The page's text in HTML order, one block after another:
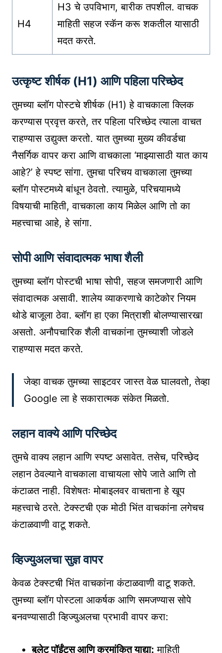
H4
H3 चे उपविभाग, बारीक तपशील. वाचक
माहिती सहज स्कॅन करू शकतील यासाठी
मदत करते.
उत्कृष्ट शीर्षक (H1) आणि पहिला परिच्छेद
तुमच्या ब्लॉग पोस्टचे शीर्षक (H1) हे वाचकाला क्लिक
करण्यास प्रवृत्त करते, तर पहिला परिच्छेद त्याला वाचत
राहण्यास उद्युक्त करतो. यात तुमच्या मुख्य कीवर्डचा
नैसर्गिक वापर करा आणि वाचकाला ‘माझ्यासाठी यात काय
आहे?’ हे स्पष्ट सांगा. तुमचा परिचय वाचकाला तुमच्या
ब्लॉग पोस्टमध्ये बांधून ठेवतो. त्यामुळे, परिचयामध्ये
विषयाची माहिती, वाचकाला काय मिळेल आणि तो का
महत्त्वाचा आहे, हे सांगा.
सोपी आणि संवादात्मक भाषा शैली
तुमच्या ब्लॉग पोस्टची भाषा सोपी, सहज समजणारी आणि
संवादात्मक असावी. शालेय व्याकरणाचे काटेकोर नियम
थोडे बाजूला ठेवा. ब्लॉग हा एका मित्राशी बोलण्यासारखा
असतो. अनौपचारिक शैली वाचकांना तुमच्याशी जोडले
राहण्यास मदत करते.
जेव्हा वाचक तुमच्या साइटवर जास्त वेळ घालवतो, तेव्हा
Google ला हे सकारात्मक संकेत मिळतो.
लहान वाक्ये आणि परिच्छेद
तुमचे वाक्य लहान आणि स्पष्ट असावेत. तसेच, परिच्छेद
लहान ठेवल्याने वाचकाला वाचायला सोपे जाते आणि तो
कंटाळत नाही. विशेषतः मोबाइलवर वाचताना हे खूप
महत्त्वाचे ठरते. टेक्स्टची एक मोठी भिंत वाचकांना लगेचच
कंटाळवाणी वाटू शकते.
व्हिज्युअलचा सुज्ञ वापर
केवळ टेक्स्टची भिंत वाचकांना कंटाळवाणी वाटू शकते.
तुमच्या ब्लॉग पोस्टला आकर्षक आणि समजण्यास सोपे
बनवण्यासाठी व्हिज्युअलचा प्रभावी वापर करा:
बुलेट पॉईंट्स आणि क्रमांकित याद्या: माहिती